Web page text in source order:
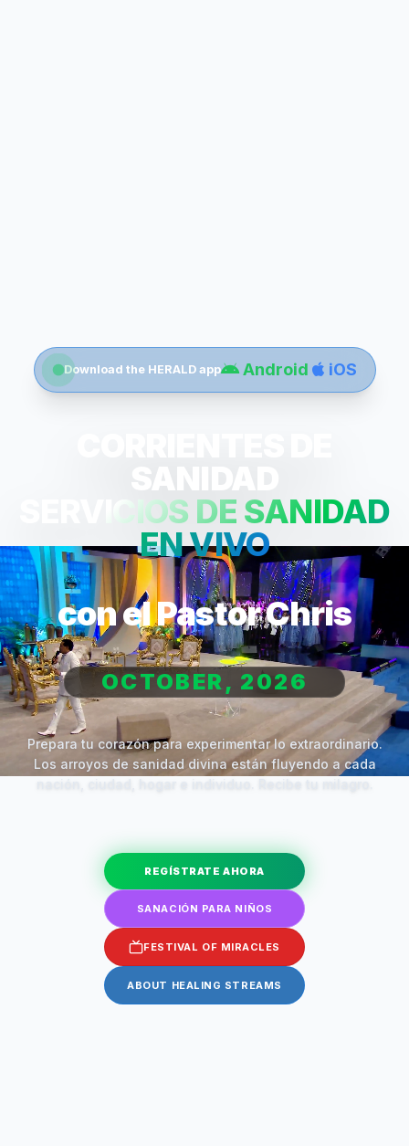
Download the HERALD app Android iOS
SANIDAD
SERVICIOS DE SANIDAD
EN VIVO
con el Pastor Chris
OCTOBER, 2026
Prepara tu corazón para experimentar lo extraordinario.
Los arroyos de sanidad divina están fluyendo a cada
REGÍSTRATE AHORA
SANACIÓN PARA NIÑOS
FESTIVAL OF MIRACLES
ABOUT HEALING STREAMS